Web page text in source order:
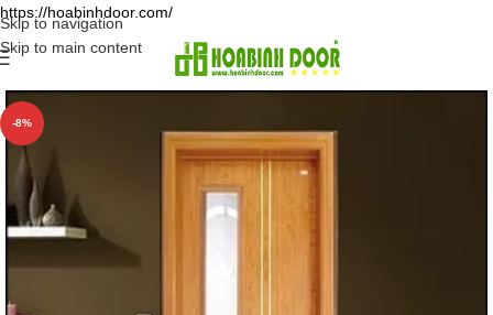
https://hoabinhdoor.com/
Skip to navigation
Skip to main content
-8%